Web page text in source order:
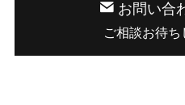
お問い合
ご相談お待